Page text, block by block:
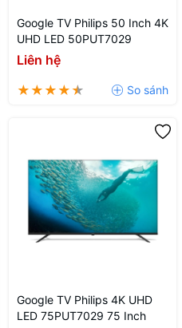
Google TV Philips 50 Inch 4K
UHD LED 50PUT7029
Liên hệ
Google TV Philips 4K UHD
LED 75PUT7029 75 Inch